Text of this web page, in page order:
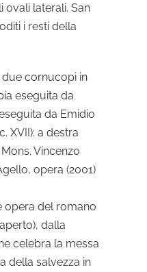
ovali laterali. San
i resti della
due cornucopi in
eseguita da
da Emidio
XVII): a destra
Vincenzo
opera (2001)
opera del romano
dalla
celebra la messa
della salvezza in